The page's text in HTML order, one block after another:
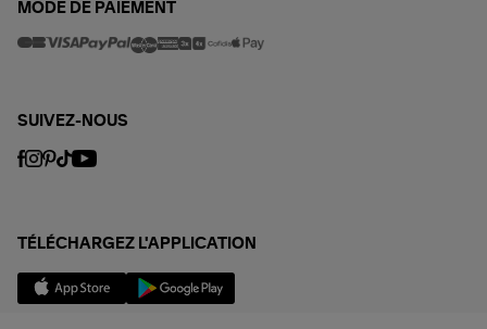
MODE DE PAIEMENT
SUIVEZ-NOUS
TÉLÉCHARGEZ L'APPLICATION